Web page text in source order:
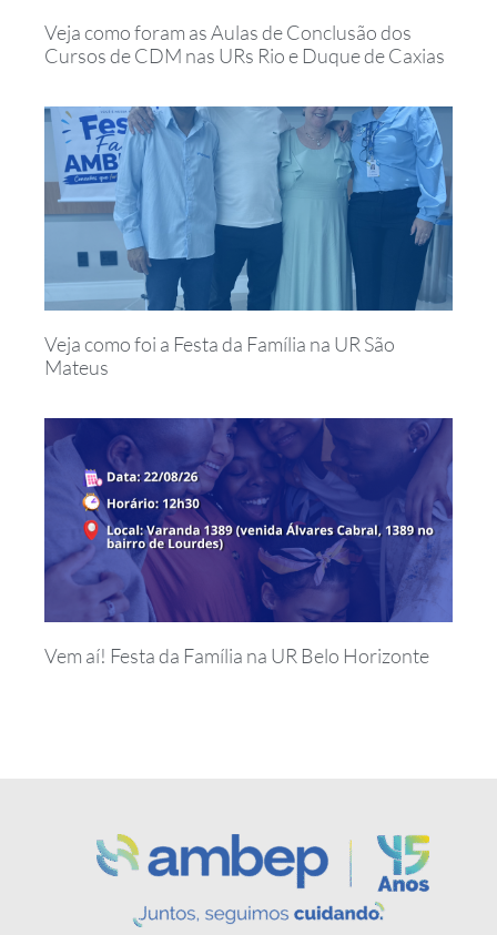
Veja como foram as Aulas de Conclusão dos
Cursos de CDM nas URs Rio e Duque de Caxias
Veja como foi a Festa da Família na UR São
Mateus
Vem aí! Festa da Família na UR Belo Horizonte